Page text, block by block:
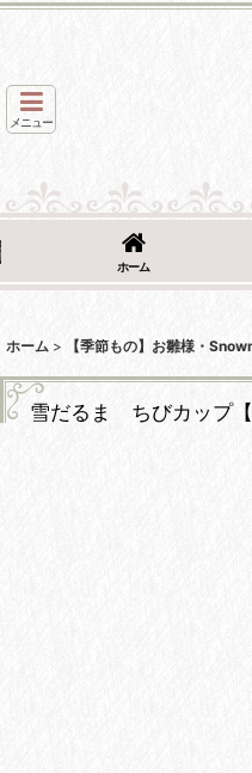
メニュー
ホーム
ホーム > 【季節もの】お雛様・
雪だるま ちびカップ【